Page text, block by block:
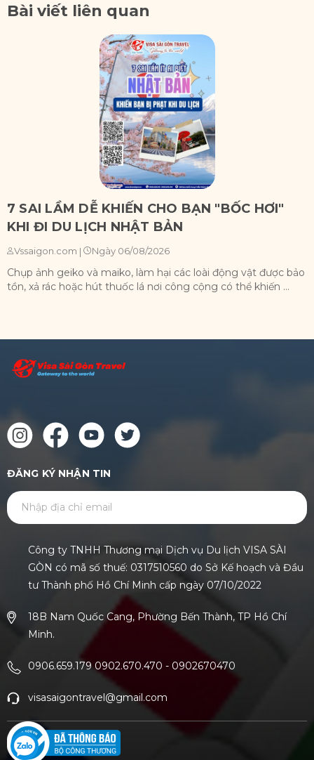
Bài viết liên quan
7 SAI LẦM DỄ KHIẾN CHO BẠN "BỐC HƠI"
KHI ĐI DU LỊCH NHẬT BẢN
Vssaigon.com | Ngày 06/08/2026
Chụp ảnh geiko và maiko, làm hại các loài động vật được bảo
tồn, xả rác hoặc hút thuốc lá nơi công cộng có thể khiến ...
ĐĂNG KÝ NHẬN TIN
Công ty TNHH Thương mại Dịch vụ Du lịch VISA SÀI
GÒN có mã số thuế: 0317510560 do Sở Kế hoạch và Đầu
tư Thành phố Hồ Chí Minh cấp ngày 07/10/2022
18B Nam Quốc Cang, Phường Bến Thành, TP Hồ Chí
Minh.
0906.659.179 0902.670.470 - 0902670470
visasaigontravel@gmail.com